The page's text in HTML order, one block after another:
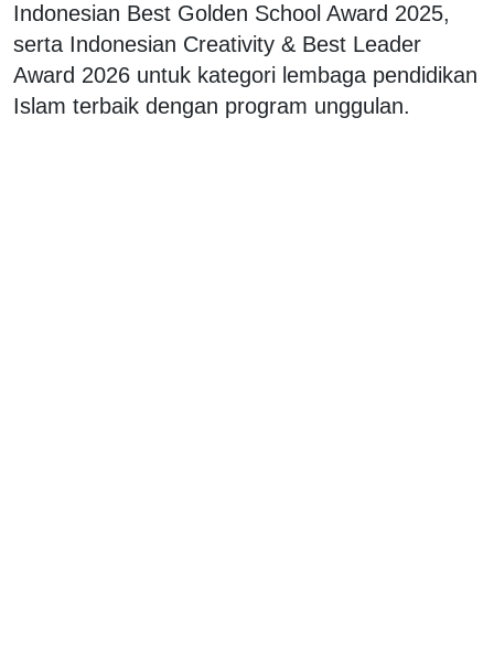
Indonesian Best Golden School Award 2025,
serta Indonesian Creativity & Best Leader
Award 2026 untuk kategori lembaga pendidikan
Islam terbaik dengan program unggulan.